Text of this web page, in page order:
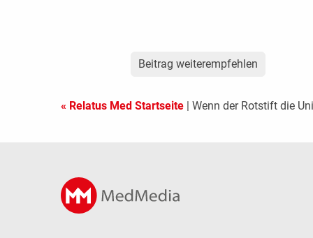
Beitrag weiterempfehlen
« Relatus Med Startseite | Wenn der Rotstift die